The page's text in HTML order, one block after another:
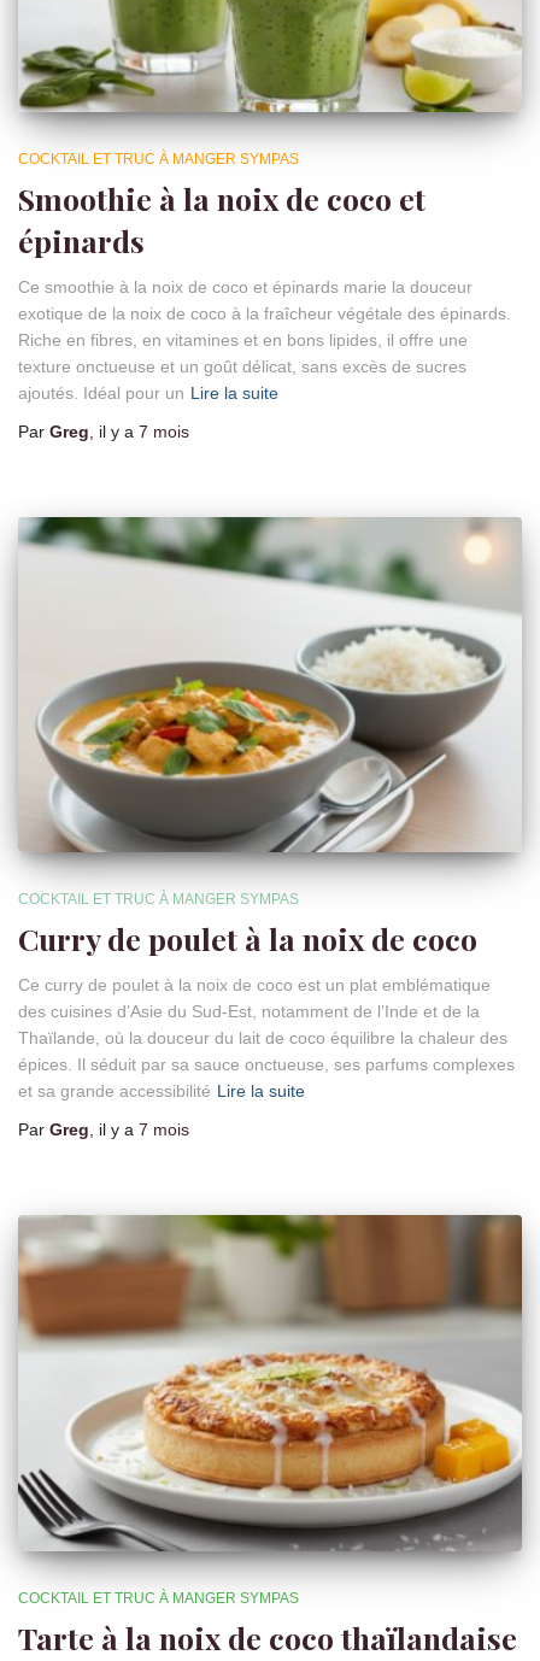
COCKTAIL ET TRUC À MANGER SYMPAS
Smoothie à la noix de coco et
épinards
Ce smoothie à la noix de coco et épinards marie la douceur
exotique de la noix de coco à la fraîcheur végétale des épinards.
Riche en fibres, en vitamines et en bons lipides, il offre une
texture onctueuse et un goût délicat, sans excès de sucres
ajoutés. Idéal pour un Lire la suite
Par Greg , il y a 7 mois
COCKTAIL ET TRUC À MANGER SYMPAS
Curry de poulet à la noix de coco
Ce curry de poulet à la noix de coco est un plat emblématique
des cuisines d’Asie du Sud-Est, notamment de l’Inde et de la
Thaïlande, où la douceur du lait de coco équilibre la chaleur des
épices. Il séduit par sa sauce onctueuse, ses parfums complexes
et sa grande accessibilité Lire la suite
Par Greg, il y a 7 mois
COCKTAIL ET TRUC À MANGER SYMPAS
Tarte à la noix de coco thaïlandaise